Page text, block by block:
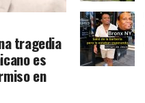
tragedia
es
en